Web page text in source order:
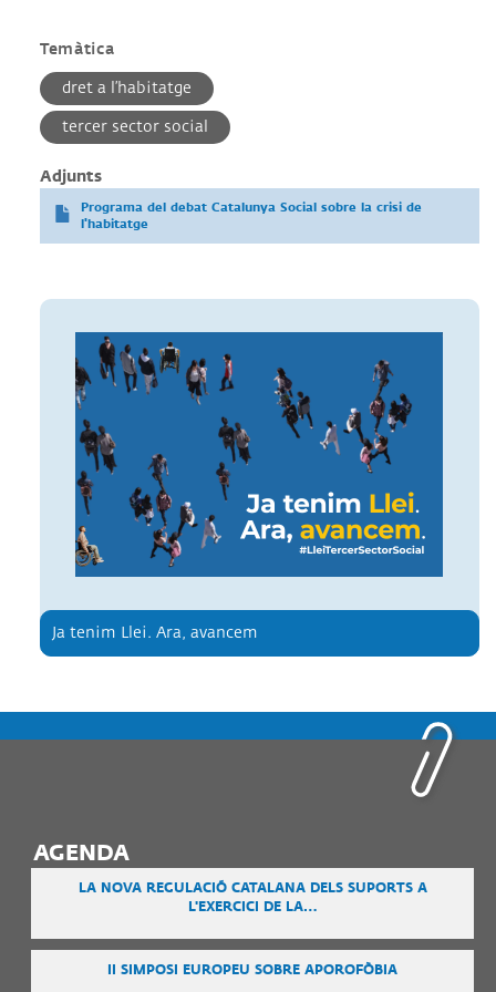
Temàtica
dret a l’habitatge
tercer sector social
Adjunts
Programa del debat Catalunya Social sobre la crisi de
l'habitatge
Ja tenim Llei. Ara, avancem
AGENDA
LA NOVA REGULACIÓ CATALANA DELS SUPORTS A
L'EXERCICI DE LA…
II SIMPOSI EUROPEU SOBRE APOROFÒBIA